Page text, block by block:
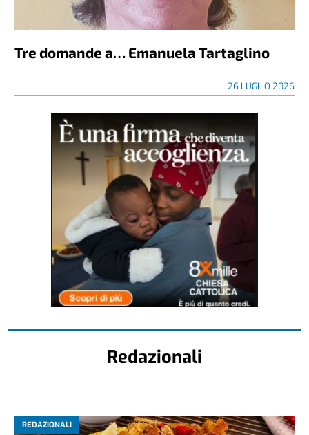
Tre domande a… Emanuela Tartaglino
26 LUGLIO 2026
Redazionali
REDAZIONALI